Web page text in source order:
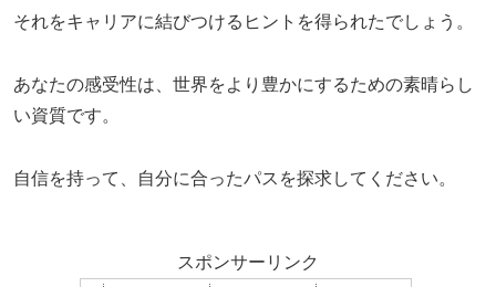
それをキャリアに結びつけるヒントを得られたでしょう。
あなたの感受性は、世界をより豊かにするための素晴らし
い資質です。
自信を持って、自分に合ったパスを探求してください。
スポンサーリンク